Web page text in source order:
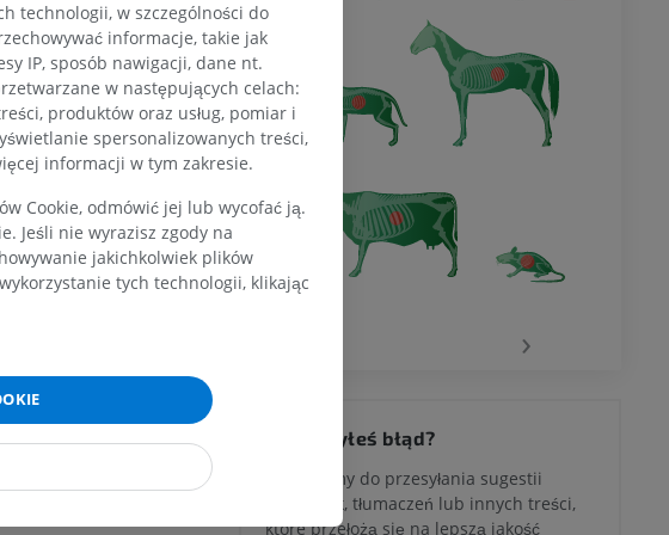
›
Zauważyłeś błąd?
Zachęcamy do przesyłania sugestii
poprawek, tłumaczeń lub innych treści,
które przełożą się na lepszą jakość
technologii, w szczególności do
informacje, takie jak
IP, sposób nawigacji, dane nt.
w następujących celach:
produktów oraz usług, pomiar i
spersonalizowanych treści,
informacji w tym zakresie.
Cookie, odmówić jej lub wycofać ją.
Jeśli nie wyrazisz zgody na
jakichkolwiek plików
tych technologii, klikając